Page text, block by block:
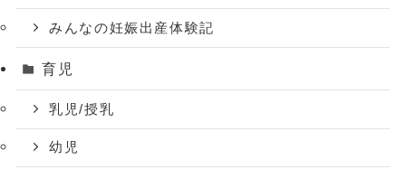
みんなの妊娠出産体験記
育児
乳児/授乳
幼児